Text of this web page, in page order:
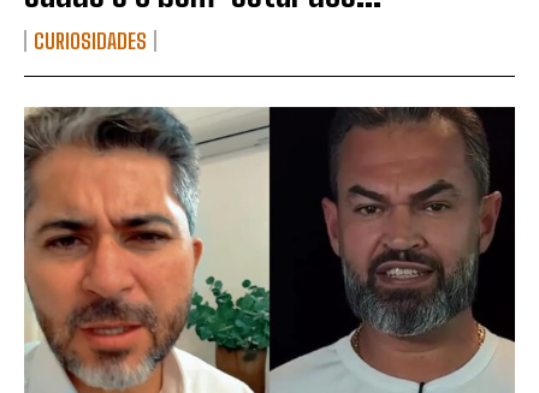
CURIOSIDADES